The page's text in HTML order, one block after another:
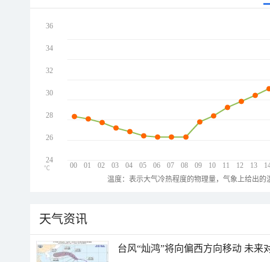
00 01 02 03 04 05 06 07 08 09 10 11 12 13
36
34
32
30
28
26
24
℃
温度：表示大气冷热程度的物理量，气象上给出
天气资讯
台风“灿鸿”将向偏西方向移动 未来